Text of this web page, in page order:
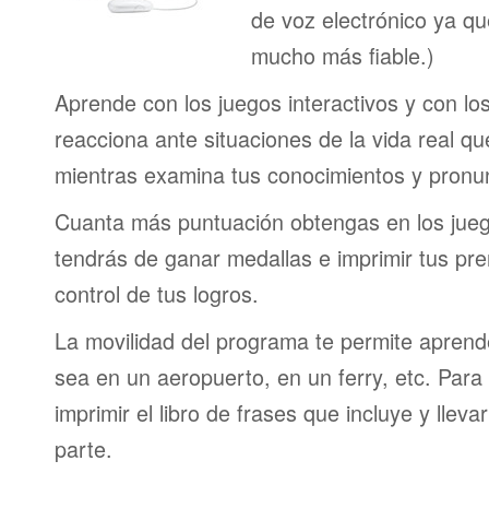
de voz electrónico ya
mucho más fiable.)
Aprende con los juegos interactivos y con
reacciona ante situaciones de la vida real
mientras examina tus conocimientos y
Cuanta más puntuación obtengas en los
tendrás de ganar medallas e imprimir tus
control de tus logros.
La movilidad del programa te permite
sea en un aeropuerto, en un ferry, etc.
imprimir el libro de frases que incluye y
parte.